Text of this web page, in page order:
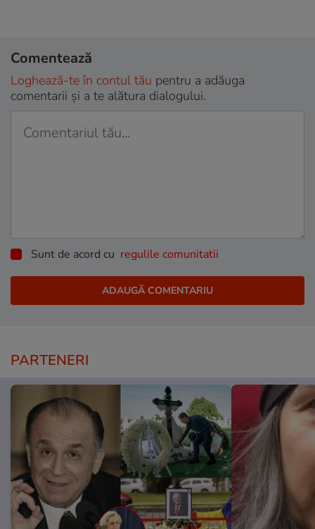
Comentează
Loghează-te în contul tău pentru a adăuga
comentarii și a te alătura dialogului.
Sunt de acord cu regulile comunitatii
PARTENERI